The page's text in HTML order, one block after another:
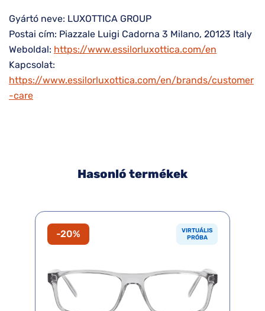
Gyártó neve: LUXOTTICA GROUP
Postai cím: Piazzale Luigi Cadorna 3 Milano, 20123 Italy
Weboldal: https://www.essilorluxottica.com/en
Kapcsolat:
https://www.essilorluxottica.com/en/brands/customer
-care
Hasonló termékek
-20%
VIRTUÁLIS
PRÓBA